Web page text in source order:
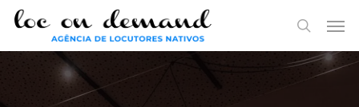
Skip
main
search